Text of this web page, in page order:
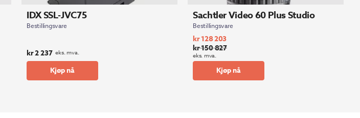
IDX SSL-JVC75
Bestillingsvare
kr2 237 eks. mva.
Kjøp nå
Sachtler Video 60 Plus Studio
Bestillingsvare
kr150 827
Opprinnelig
pris
kr128 203
Nåværende
pris
eks. mva.
Kjøp nå